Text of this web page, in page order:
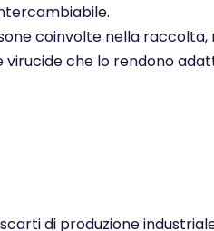
coinvolte nella
che lo rendono
di produzione